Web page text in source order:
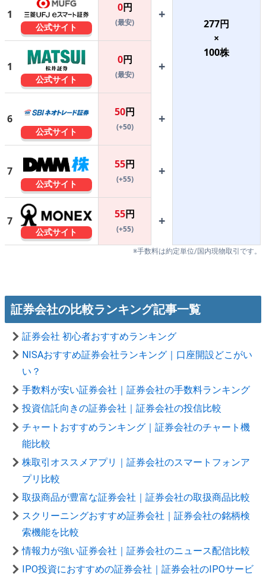
277円
×
100株
1
公式サイト
0円
(最安)
+
1
公式サイト
0円
(最安)
+
6
公式サイト
50円
(+50)
+
7
公式サイト
55円
(+55)
+
7
公式サイト
55円
(+55)
+
※手数料は約定単位/国内現物取引です。
証券会社の比較ランキング記事一覧
証券会社 初心者おすすめランキング
NISAおすすめ証券会社ランキング｜口座開設どこがい
い？
手数料が安い証券会社｜証券会社の手数料ランキング
投資信託向きの証券会社｜証券会社の投信比較
チャートおすすめランキング｜証券会社のチャート機
能比較
株取引オススメアプリ｜証券会社のスマートフォンア
プリ比較
取扱商品が豊富な証券会社｜証券会社の取扱商品比較
スクリーニングおすすめ証券会社｜証券会社の銘柄検
索機能を比較
情報力が強い証券会社｜証券会社のニュース配信比較
IPO投資におすすめの証券会社｜証券会社のIPOサービ